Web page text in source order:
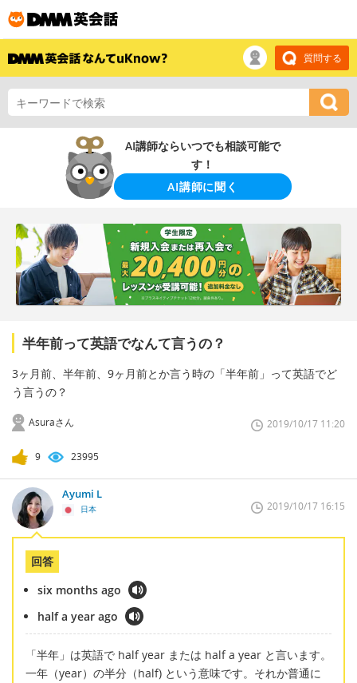
質問する
AI講師ならいつでも相談可能で
す！
AI講師に聞く
半年前って英語でなんて言うの？
3ヶ月前、半年前、9ヶ月前とか言う時の「半年前」って英語でど
う言うの？
Asuraさん 2019/10/17 11:20
9 23995
Ayumi L
日本 2019/10/17 16:15
回答
six months ago
half a year ago
「半年」は英語で half year または half a year と言います。
一年（year）の半分（half) という意味です。それか普通に